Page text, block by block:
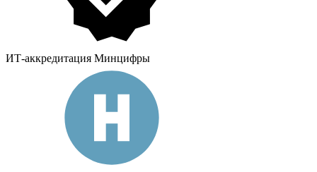
ИТ-аккредитация Минцифры